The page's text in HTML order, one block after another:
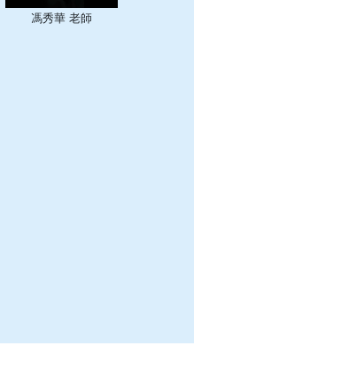
馮秀華 老師